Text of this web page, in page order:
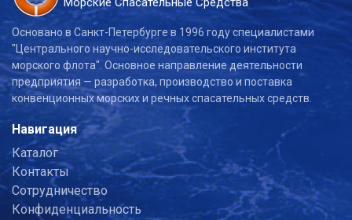
Основано в Санкт-Петербурге в 1996 году специалистами
"Центрального научно-исследовательского института
морского флота". Основное направление деятельности
предприятия — разработка, производство и поставка
конвенционных морских и речных спасательных средств.
Навигация
Каталог
Контакты
Сотрудничество
Конфиденциальность